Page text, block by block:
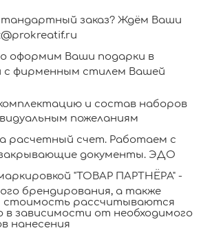
заказ? Ждём Ваши
Ваши подарки в
с фирменным стилем Вашей
и состав наборов
пожеланиям
счет. Работаем с
документы. ЭДО
"ТОВАР ПАРТНЁРА" -
брендирования, а также
стоимость рассчитываются
в зависимости от необходимого
нанесения